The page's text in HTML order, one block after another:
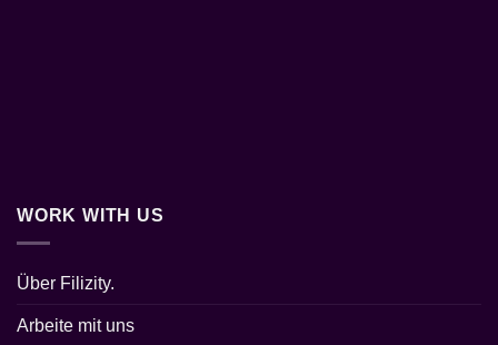
WORK WITH US
Über Filizity.
Arbeite mit uns